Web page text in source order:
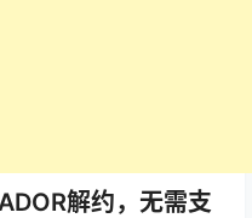
解约，无需支